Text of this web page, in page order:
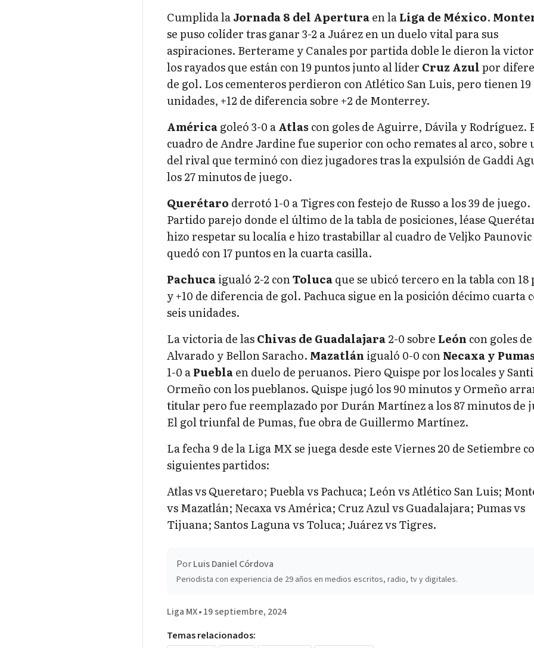
Cumplida laJornada 8 del Aperturaen laLiga de México.
se puso colíder tras ganar 3-2 a Juárez en un duelo vital para sus
aspiraciones. Berterame y Canales por partida doble le dieron la
los rayados que están con 19 puntos junto al líder Cruz Azulpor
de gol. Los cementeros perdieron con Atlético San Luis, pero tienen 19
unidades, +12 de diferencia sobre +2 de Monterrey.
Américagoleó 3-0 aAtlas con goles de Aguirre, Dávila y Rodríguez.
cuadro de Andre Jardine fue superior con ocho remates al arco, sobre
del rival que terminó con diez jugadores tras la expulsión de Gaddi
los 27 minutos de juego.
Querétaro derrotó 1-0 a Tigres con festejo de Russo a los 39 de juego.
Partido parejo donde el último de la tabla de posiciones, léase
hizo respetar su localía e hizo trastabillar al cuadro de Veljko Paunovic
quedó con 17 puntos en la cuarta casilla.
Pachucaigualó 2-2 conTolucaque se ubicó tercero en la tabla con 18
y +10 de diferencia de gol. Pachuca sigue en la posición décimo cuarta
seis unidades.
La victoria de lasChivas de Guadalajara2-0 sobre León con goles de
Alvarado y Bellon Saracho. Mazatlán igualó 0-0 conNecaxa y Pumas
1-0 aPueblaen duelo de peruanos. Piero Quispe por los locales y
Ormeño con los pueblanos. Quispe jugó los 90 minutos y Ormeño
titular pero fue reemplazado por Durán Martínez a los 87 minutos de
El gol triunfal de Pumas, fue obra de Guillermo Martínez.
La fecha 9 de la Liga MX se juega desde este Viernes 20 de Setiembre
siguientes partidos:
Atlas vs Queretaro; Puebla vs Pachuca; León vs Atlético San Luis;
vs Mazatlán; Necaxa vs América; Cruz Azul vs Guadalajara; Pumas vs
Tijuana; Santos Laguna vs Toluca; Juárez vs Tigres.
PorLuis Daniel Córdova
Periodista con experiencia de 29 años en medios escritos, radio, tv y digitales.
Liga MX•19 septiembre, 2024
Temas relacionados: